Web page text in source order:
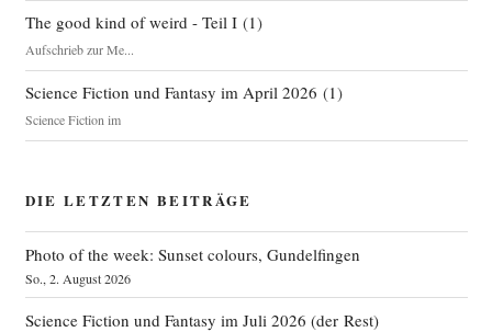
The good kind of weird - Teil I(1)
Aufschrieb zur Me...
Science Fiction und Fantasy im April 2026 (1)
Science Fiction im
DIE LETZTEN BEITRÄGE
Photo of the week: Sunset colours, Gundelfingen
So., 2. August 2026
Science Fiction und Fantasy im Juli 2026 (der Rest)